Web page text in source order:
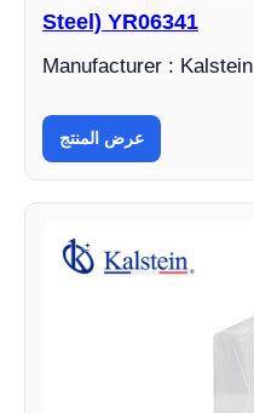
Steel) YR06341
Manufacturer : Kalstein
عرض المنتج